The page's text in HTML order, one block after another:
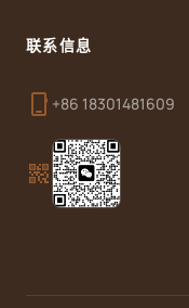
联系信息
phone_iphone +86 18301481609
qr_code_2